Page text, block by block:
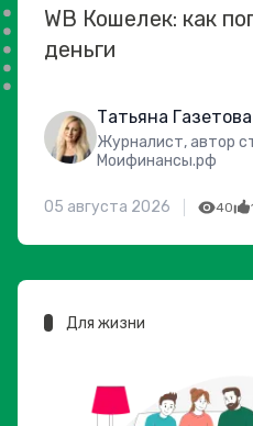
WB Кошелек: как
деньги
Татьяна Газетова
Журналист, автор
Моифинансы.рф
05 августа 2026 40
Для жизни